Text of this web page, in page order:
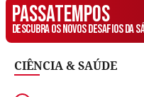
PASSATEMPOS
DESCUBRA OS NOVOS DESAFIOS DA
CIÊNCIA & SAÚDE